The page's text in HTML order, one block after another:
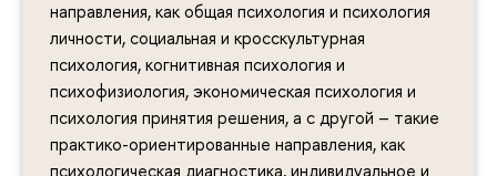
направления, как общая психология и психология
личности, социальная и кросскультурная
психология, когнитивная психология и
психофизиология, экономическая психология и
психология принятия решения, а с другой – такие
практико-ориентированные направления, как
психологическая диагностика, индивидуальное и